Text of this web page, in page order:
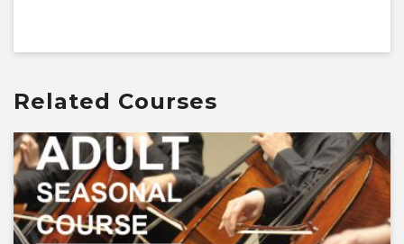
Related Courses